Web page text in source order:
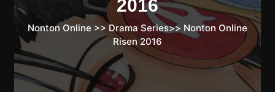
2016
Nonton Online >> Drama Series>> Nonton Online
Risen 2016